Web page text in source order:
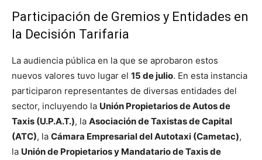
Participación de Gremios y Entidades en
la Decisión Tarifaria
La audiencia pública en la que se aprobaron estos
nuevos valores tuvo lugar el 15 de julio. En esta instancia
participaron representantes de diversas entidades del
sector, incluyendo la Unión Propietarios de Autos de
Taxis (U.P.A.T.), la Asociación de Taxistas de Capital
(ATC), la Cámara Empresarial del Autotaxi (Cametac),
la Unión de Propietarios y Mandatario de Taxis de